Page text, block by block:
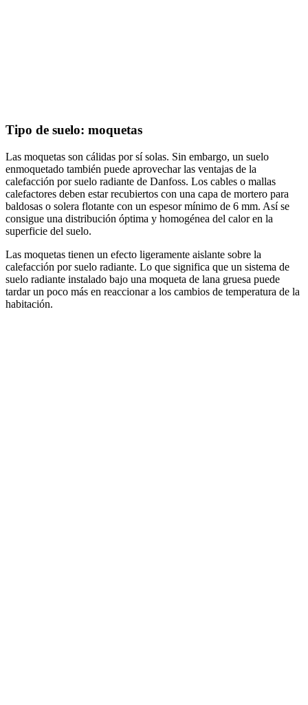
Tipo de suelo: moquetas
Las moquetas son cálidas por sí solas. Sin embargo, un suelo
enmoquetado también puede aprovechar las ventajas de la
calefacción por suelo radiante de Danfoss. Los cables o mallas
calefactores deben estar recubiertos con una capa de mortero para
baldosas o solera flotante con un espesor mínimo de 6 mm. Así se
consigue una distribución óptima y homogénea del calor en la
superficie del suelo.
Las moquetas tienen un efecto ligeramente aislante sobre la
calefacción por suelo radiante. Lo que significa que un sistema de
suelo radiante instalado bajo una moqueta de lana gruesa puede
tardar un poco más en reaccionar a los cambios de temperatura de la
habitación.